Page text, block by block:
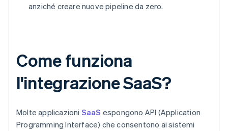
anziché creare nuove pipeline da zero.
Come funziona
l'integrazione SaaS?
Molte applicazioni SaaS espongono API (Application
Programming Interface) che consentono ai sistemi